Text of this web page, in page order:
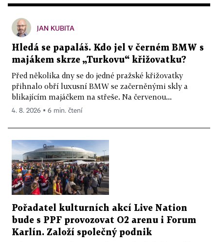
JAN KUBITA
Hledá se papaláš. Kdo jel v černém BMW s
majákem skrze „Turkovu“ křižovatku?
Před několika dny se do jedné pražské křižovatky
přihnalo obří luxusní BMW se začerněnými skly a
blikajícím majáčkem na střeše. Na červenou...
4. 8. 2026 ▪ 6 min. čtení
Pořadatel kulturních akcí Live Nation
bude s PPF provozovat O2 arenu i Forum
Karlín. Založí společný podnik